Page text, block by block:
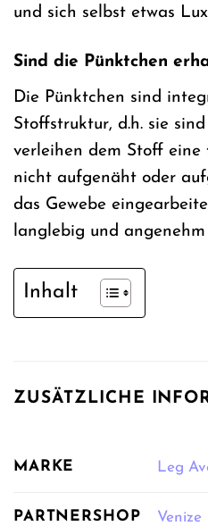
und sich selbst etwas
Sind die Pünktchen
Die Pünktchen sind
Stoffstruktur, d.h. sie
verleihen dem Stoff eine
nicht aufgenäht oder
das Gewebe
langlebig und
Inhalt
ZUSÄTZLICHE
MARKE Leg
PARTNERSHOP Venize